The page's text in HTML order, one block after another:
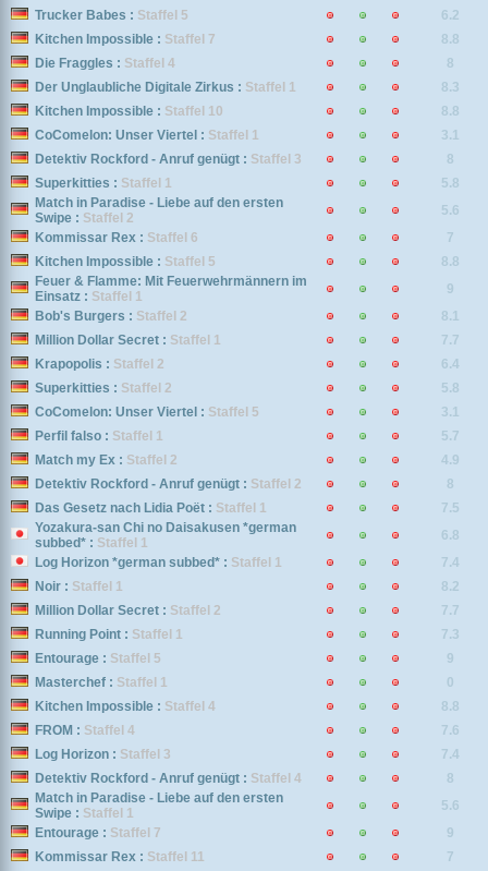
Trucker Babes : Staffel 5
6.2
Kitchen Impossible : Staffel 7
8.8
Die Fraggles : Staffel 4
8
Der Unglaubliche Digitale Zirkus : Staffel 1
8.3
Kitchen Impossible : Staffel 10
8.8
CoComelon: Unser Viertel : Staffel 1
3.1
Detektiv Rockford - Anruf genügt : Staffel 3
8
Superkitties : Staffel 1
5.8
Match in Paradise - Liebe auf den ersten
Swipe : Staffel 2
5.6
Kommissar Rex : Staffel 6
7
Kitchen Impossible : Staffel 5
8.8
Feuer & Flamme: Mit Feuerwehrmännern im
Einsatz : Staffel 1
9
Bob's Burgers : Staffel 2
8.1
Million Dollar Secret : Staffel 1
7.7
Krapopolis : Staffel 2
6.4
Superkitties : Staffel 2
5.8
CoComelon: Unser Viertel : Staffel 5
3.1
Perfil falso : Staffel 1
5.7
Match my Ex : Staffel 2
4.9
Detektiv Rockford - Anruf genügt : Staffel 2
8
Das Gesetz nach Lidia Poët : Staffel 1
7.5
Yozakura-san Chi no Daisakusen *german
subbed* : Staffel 1
6.8
Log Horizon *german subbed* : Staffel 1
7.4
Noir : Staffel 1
8.2
Million Dollar Secret : Staffel 2
7.7
Running Point : Staffel 1
7.3
Entourage : Staffel 5
9
Masterchef : Staffel 1
0
Kitchen Impossible : Staffel 4
8.8
FROM : Staffel 4
7.6
Log Horizon : Staffel 3
7.4
Detektiv Rockford - Anruf genügt : Staffel 4
8
Match in Paradise - Liebe auf den ersten
Swipe : Staffel 1
5.6
Entourage : Staffel 7
9
Kommissar Rex : Staffel 11
7